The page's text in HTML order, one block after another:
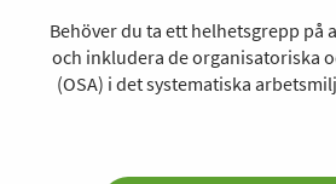
Behöver du ta ett helhetsgrepp på
och inkludera de organisatoriska
(OSA) i det systematiska